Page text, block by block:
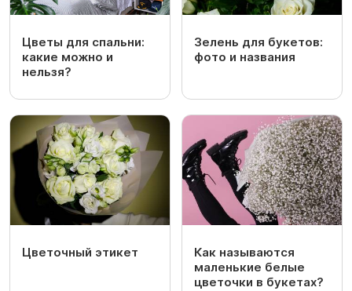
Цветы для спальни:
какие можно и
нельзя?
Зелень для букетов:
фото и названия
Цветочный этикет
Как называются
маленькие белые
цветочки в букетах?